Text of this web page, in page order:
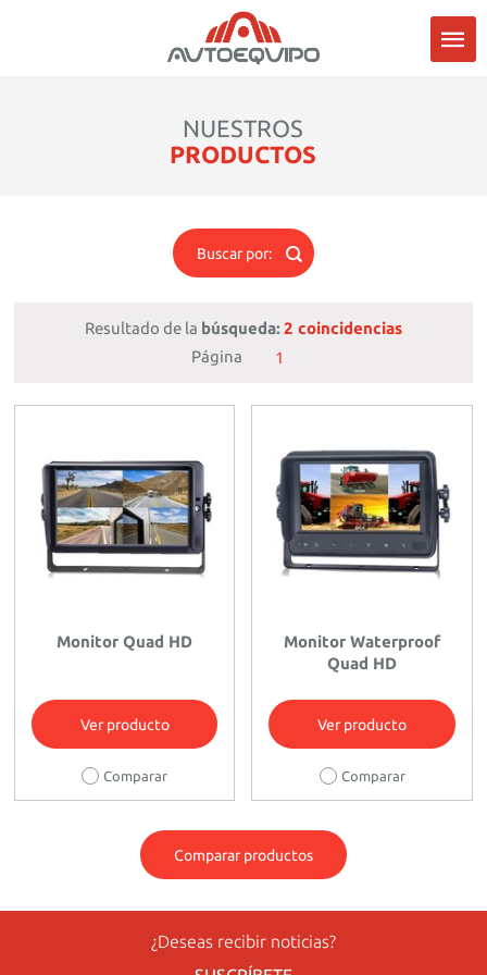
NUESTROS
PRODUCTOS
Buscar por:
Resultado de la búsqueda: 2 coincidencias
Página
1
Monitor Quad HD
Ver producto
Comparar
Monitor Waterproof
Quad HD
Ver producto
Comparar
Comparar productos
¿Deseas recibir noticias?